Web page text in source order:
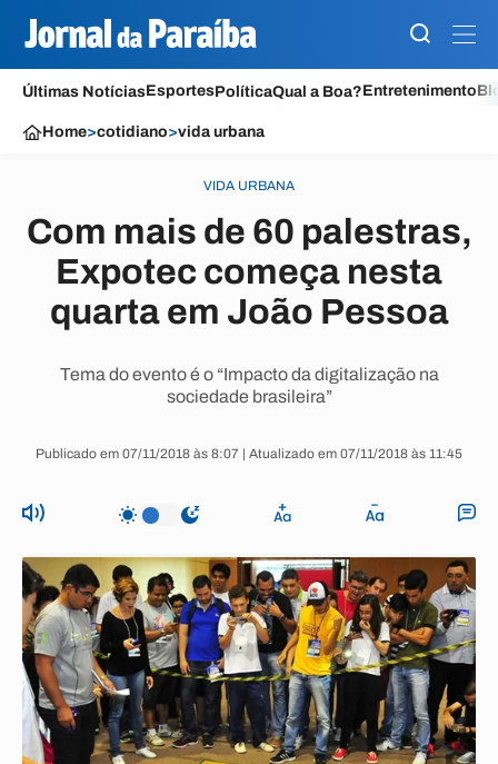
Últimas NotíciasEsportesPolíticaQual a Boa?Entretenimento
Home>cotidiano>vida urbana
VIDA URBANA
Com mais de 60 palestras,
Expotec começa nesta
quarta em João Pessoa
Tema do evento é o “Impacto da digitalização na
sociedade brasileira”
Publicado em 07/11/2018 às 8:07 | Atualizado em 07/11/2018 às 11:45